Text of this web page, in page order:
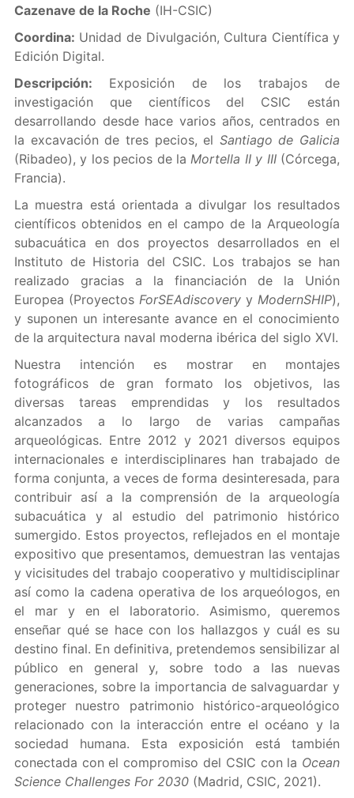
Cazenave de la Roche (IH-CSIC)
Coordina: Unidad de Divulgación, Cultura Científica y
Edición Digital.
Descripción: Exposición de los trabajos de
investigación que científicos del CSIC están
desarrollando desde hace varios años, centrados en
la excavación de tres pecios, el Santiago de Galicia
(Ribadeo), y los pecios de laMortella II y III(Córcega,
Francia).
La muestra está orientada a divulgar los resultados
científicos obtenidos en el campo de la Arqueología
subacuática en dos proyectos desarrollados en el
Instituto de Historia del CSIC. Los trabajos se han
realizado gracias a la financiación de la Unión
Europea (Proyectos ForSEAdiscovery yModernSHIP),
y suponen un interesante avance en el conocimiento
de la arquitectura naval moderna ibérica del siglo XVI.
Nuestra intención es mostrar en montajes
fotográficos de gran formato los objetivos, las
diversas tareas emprendidas y los resultados
alcanzados a lo largo de varias campañas
arqueológicas. Entre 2012 y 2021 diversos equipos
internacionales e interdisciplinares han trabajado de
forma conjunta, a veces de forma desinteresada, para
contribuir así a la comprensión de la arqueología
subacuática y al estudio del patrimonio histórico
sumergido. Estos proyectos, reflejados en el montaje
expositivo que presentamos, demuestran las ventajas
y vicisitudes del trabajo cooperativo y multidisciplinar
así como la cadena operativa de los arqueólogos, en
el mar y en el laboratorio. Asimismo, queremos
enseñar qué se hace con los hallazgos y cuál es su
destino final. En definitiva, pretendemos sensibilizar al
público en general y, sobre todo a las nuevas
generaciones, sobre la importancia de salvaguardar y
proteger nuestro patrimonio histórico-arqueológico
relacionado con la interacción entre el océano y la
sociedad humana. Esta exposición está también
conectada con el compromiso del CSIC con la Ocean
Science Challenges For 2030(Madrid, CSIC, 2021).